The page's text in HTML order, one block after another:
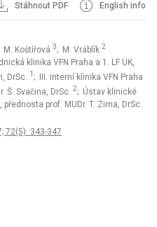
Stáhnout PDF English info
M. Koštířová 3; M. Vráblík 2
klinika VFN Praha a 1. LF UK,
DrSc. 1 ; III. interní klinika VFN Praha
Š. Svačina, DrSc. 2; Ústav klinické
přednosta prof. MUDr. T. Zima, DrSc.
72(5): 343-347